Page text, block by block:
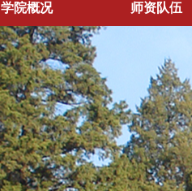
学院概况 师资队伍